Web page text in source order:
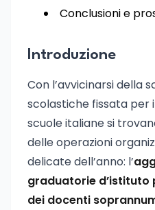
Conclusioni e
Introduzione
Con l’avvicinarsi della
scolastiche fissata per
scuole italiane si
delle operazioni
delicate dell’anno: l’
graduatorie d’istituto
dei docenti